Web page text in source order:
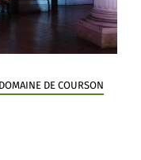
DE COURSON